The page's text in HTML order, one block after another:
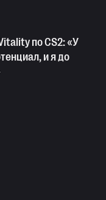
по CS2: «У
и я до